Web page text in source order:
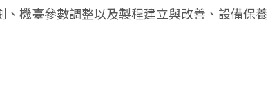
機臺參數調整以及製程建立與改善、設備保